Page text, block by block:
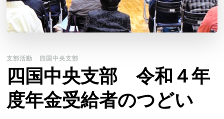
支部活動 四国中央支部
四国中央支部 令和４年
度年金受給者のつどい